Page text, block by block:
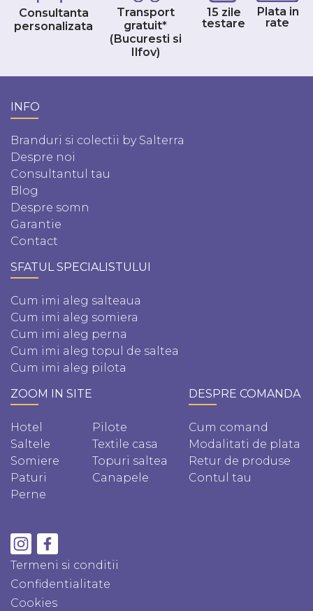
Consultanta
personalizata
Transport
gratuit*
(Bucuresti si
Ilfov)
15 zile
testare
Plata in
rate
INFO
Branduri si colectii by Salterra
Despre noi
Consultantul tau
Blog
Despre somn
Garantie
Contact
SFATUL SPECIALISTULUI
Cum imi aleg salteaua
Cum imi aleg somiera
Cum imi aleg perna
Cum imi aleg topul de saltea
Cum imi aleg pilota
ZOOM IN SITE
Hotel
Saltele
Somiere
Paturi
Perne
Pilote
Textile casa
Topuri saltea
Canapele
DESPRE COMANDA
Cum comand
Modalitati de plata
Retur de produse
Contul tau
Termeni si conditii
Confidentialitate
Cookies